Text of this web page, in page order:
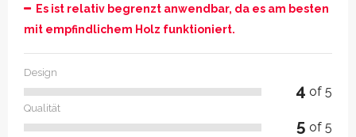
Es ist relativ begrenzt anwendbar, da es am besten
mit empfindlichem Holz funktioniert.
Design
4 of 5
Qualität
5 of 5